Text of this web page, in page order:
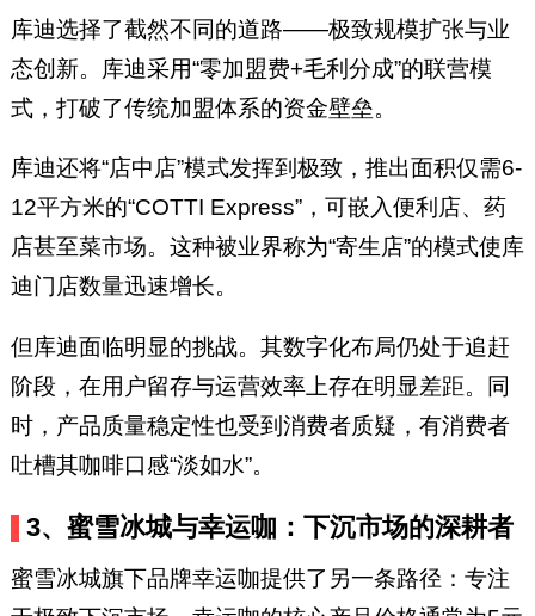
库迪选择了截然不同的道路——极致规模扩张与业
态创新。库迪采用“零加盟费+毛利分成”的联营模
式，打破了传统加盟体系的资金壁垒。
库迪还将“店中店”模式发挥到极致，推出面积仅需6-
12平方米的“COTTI Express”，可嵌入便利店、药
店甚至菜市场。这种被业界称为“寄生店”的模式使库
迪门店数量迅速增长。
但库迪面临明显的挑战。其数字化布局仍处于追赶
阶段，在用户留存与运营效率上存在明显差距。同
时，产品质量稳定性也受到消费者质疑，有消费者
吐槽其咖啡口感“淡如水”。
3、蜜雪冰城与幸运咖：下沉市场的深耕者
蜜雪冰城旗下品牌幸运咖提供了另一条路径：专注